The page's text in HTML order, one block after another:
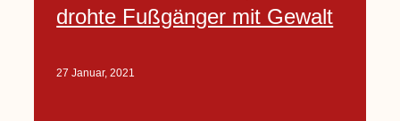
drohte Fußgänger mit Gewalt
27 Januar, 2021